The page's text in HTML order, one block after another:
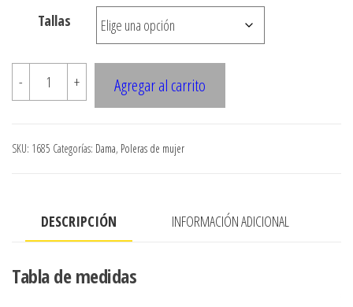
$7.900
Tallas
-
1685
POLERA
CORTE
+ Agregar al carrito
SKU: 1685 Categorías: Dama, Poleras de mujer
DESCRIPCIÓN INFORMACIÓN ADICIONAL
Tabla de medidas